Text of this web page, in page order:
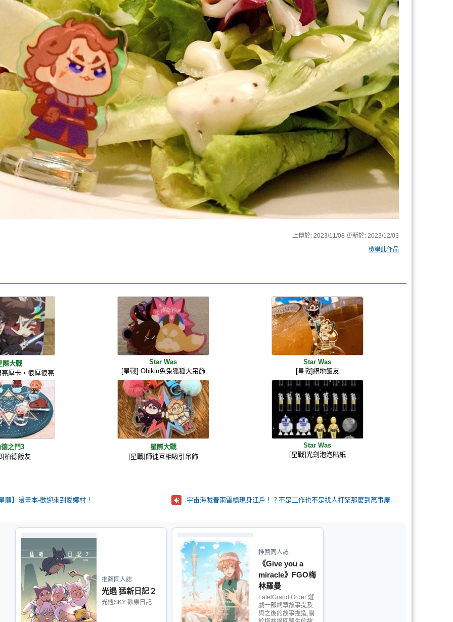
上傳於: 2023/11/08 更新於: 2023/12/03
檢舉此作品
際大戰
厚卡，很厚很亮
Star Was
[星戰] Obikin兔兔狐狐大吊飾
Star Was
[星戰]絕地飯友
之門3
柏德飯友
星際大戰
[星戰]師徒互相吸引吊飾
Star Was
[星戰]光劍泡泡貼紙
願】漫畫本-歡迎來到愛娜村！ 宇宙海賊春雨雷槍現身江戶！？不是工作也不是找人打架那麼到萬事屋的目的究竟是…？
推薦同人誌
光遇 猛新日記２
光遇SKY 歡樂日記
推薦同人誌
《Give you a
miracle》FGO梅
林羅曼
Fate/Grand Order 遊
戲一部終章故事提及
與之後的故事捏造,關